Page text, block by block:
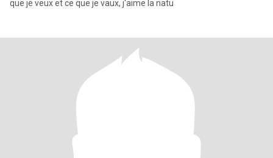
que je veux et ce que je vaux, j'aime la natu